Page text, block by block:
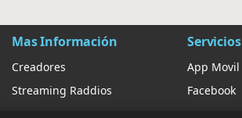
Mas Información
Creadores
Streaming Raddios
Servicios
App Movil
Facebook